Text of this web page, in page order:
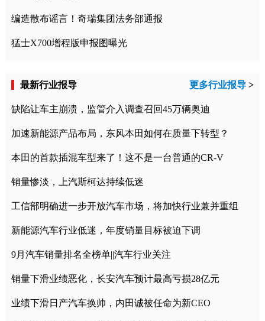
编造散布谣言！奇瑞集团法务部通报
猛士X700增程版申报图曝光
最新行业报导 更多行业报导 >
缺陷让车主崩溃，监管介入调查召回45万辆奥迪
加速新能源产品布局，东风本田如何在质量下转型？
本田的首款插混车型来了！这不是一台普通的CR-V
销量惨淡，上汽斯柯达持续低迷
工信部明确进一步开放汽车市场，将加快行业兼并重组
新能源汽车行业低迷，年度销量目标被迫下调
9月汽车销量排名全榜单||汽车行业关注
销量下滑业绩恶化，长安汽车预计最高亏损28亿元
业绩下滑日产汽车换帅，内田诚被任命为新CEO